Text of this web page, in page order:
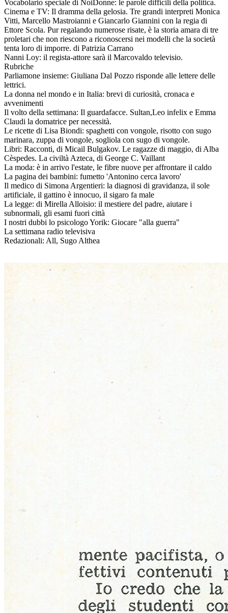
Vocabolario speciale di NoiDonne: le parole difficili della politica.
Cinema e TV: Il dramma della gelosia. Tre grandi interpreti Monica
Vitti, Marcello Mastroianni e Giancarlo Giannini con la regia di
Ettore Scola. Pur regalando numerose risate, è la storia amara di tre
proletari che non riescono a riconoscersi nei modelli che la società
tenta loro di imporre. di Patrizia Carrano
Nanni Loy: il regista-attore sarà il Marcovaldo televisio.
Rubriche
Parliamone insieme: Giuliana Dal Pozzo risponde alle lettere delle
lettrici.
La donna nel mondo e in Italia: brevi di curiosità, cronaca e
avvenimenti
Il volto della settimana: Il guardafacce. Sultan,Leo infelix e Emma
Claudi la domatrice per necessità.
Le ricette di Lisa Biondi: spaghetti con vongole, risotto con sugo
marinara, zuppa di vongole, sogliola con sugo di vongole.
Libri: Racconti, di Micail Bulgakov. Le ragazze di maggio, di Alba
Cèspedes. La civiltà Azteca, di George C. Vaillant
La moda: è in arrivo l'estate, le fibre nuove per affrontare il caldo
La pagina dei bambini: fumetto 'Antonino cerca lavoro'
Il medico di Simona Argentieri: la diagnosi di gravidanza, il sole
artificiale, il gattino è innocuo, il sigaro fa male
La legge: di Mirella Alloisio: il mestiere del padre, aiutare i
subnormali, gli esami fuori città
I nostri dubbi lo psicologo Yorik: Giocare "alla guerra"
La settimana radio televisiva
Redazionali: All, Sugo Althea